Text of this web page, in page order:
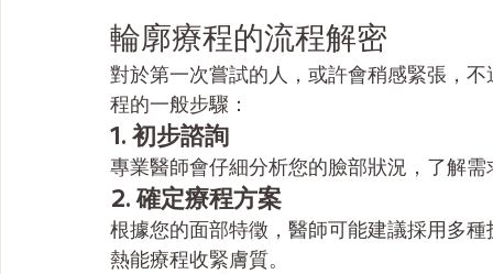
輪廓療程的流程解密
對於第一次嘗試的人，或許會稍感緊張，
程的一般步驟：
1. 初步諮詢
專業醫師會仔細分析您的臉部狀況，了解
2. 確定療程方案
根據您的面部特徵，醫師可能建議採用多
熱能療程收緊膚質。